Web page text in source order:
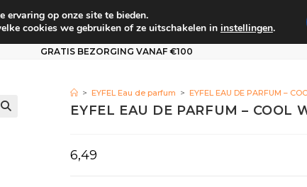
Persoonlijke verzorging Voordeel
GRATIS BEZORGING VANAF €100
> EYFEL Eau de parfum > EYFEL EAU DE PARFUM –
EYFEL EAU DE PARFUM – COOL
6,49
ervaring op onze site te bieden.
cookies we gebruiken of ze uitschakelen in instellingen.